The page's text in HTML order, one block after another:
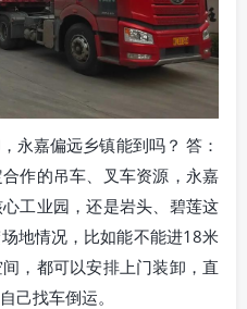
永嘉偏远乡镇能到吗？ 答：
作的吊车、叉车资源，永嘉
工业园，还是岩头、碧莲这
地情况，比如能不能进18米
，都可以安排上门装卸，直
己找车倒运。